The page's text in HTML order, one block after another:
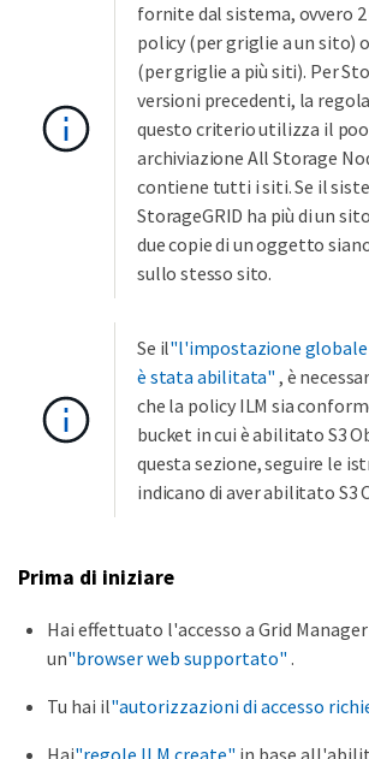
fornite dal sistema, ovvero
policy (per griglie a un sito)
(per griglie a più siti). Per
versioni precedenti, la
questo criterio utilizza il
archiviazione All Storage
contiene tutti i siti. Se il
StorageGRID ha più di un
due copie di un oggetto
sullo stesso sito.
Se il"l'impostazione globale
è stata abilitata" , è
che la policy ILM sia
bucket in cui è abilitato S3
questa sezione, seguire le
indicano di aver abilitato S3
Prima di iniziare
Hai effettuato l'accesso a Grid
un"browser web supportato" .
Tu hai il"autorizzazioni di accesso
Hai"regole ILM create" in base